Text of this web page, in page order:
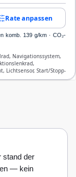
Rate anpassen
komb. 139 g/km · CO₂-
Navigationssystem,
Lichtsensor, Start/Stopp-
Erkennung, ESP, ABS,
stand der
— kein